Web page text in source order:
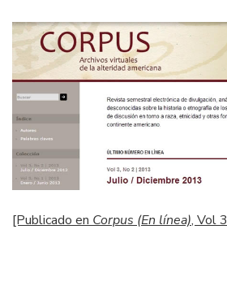
[Publicado enCorpus (En línea), Vol